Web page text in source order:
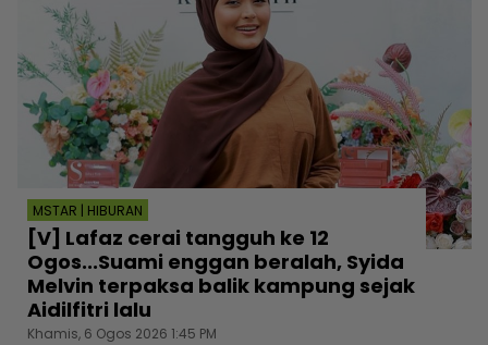
MSTAR | HIBURAN
[V] Lafaz cerai tangguh ke 12
Ogos...Suami enggan beralah, Syida
Melvin terpaksa balik kampung sejak
Aidilfitri lalu
Khamis, 6 Ogos 2026 1:45 PM